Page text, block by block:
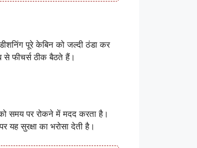
पूरे केबिन को जल्दी ठंडा कर
फीचर्स ठीक बैठते हैं।
समय पर रोकने में मदद करता है।
यह सुरक्षा का भरोसा देती है।